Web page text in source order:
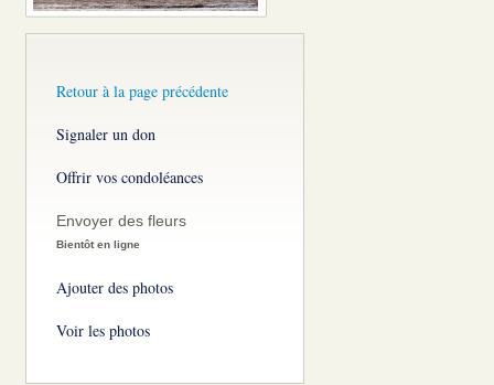
Retour à la page précédente
Signaler un don
Offrir vos condoléances
Envoyer des fleurs
Bientôt en ligne
Ajouter des photos
Voir les photos